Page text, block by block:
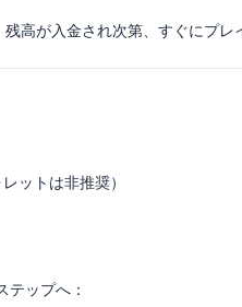
高が入金され次第、すぐにプレ
ットは非推奨）
ップへ：